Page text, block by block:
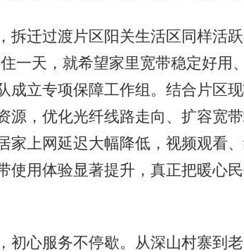
迁过渡片区阳关生活区同样活跃
一天，就希望家里宽带稳定好用
成立专项保障工作组。结合片区
源，优化光纤线路走向、扩容宽
家上网延迟大幅降低，视频观看
使用体验显著提升，真正把暖心
心服务不停歇。从深山村寨到老